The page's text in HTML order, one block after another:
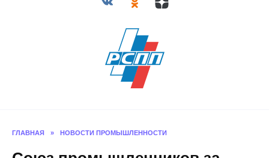
ГЛАВНАЯ » НОВОСТИ ПРОМЫШЛЕННОСТИ